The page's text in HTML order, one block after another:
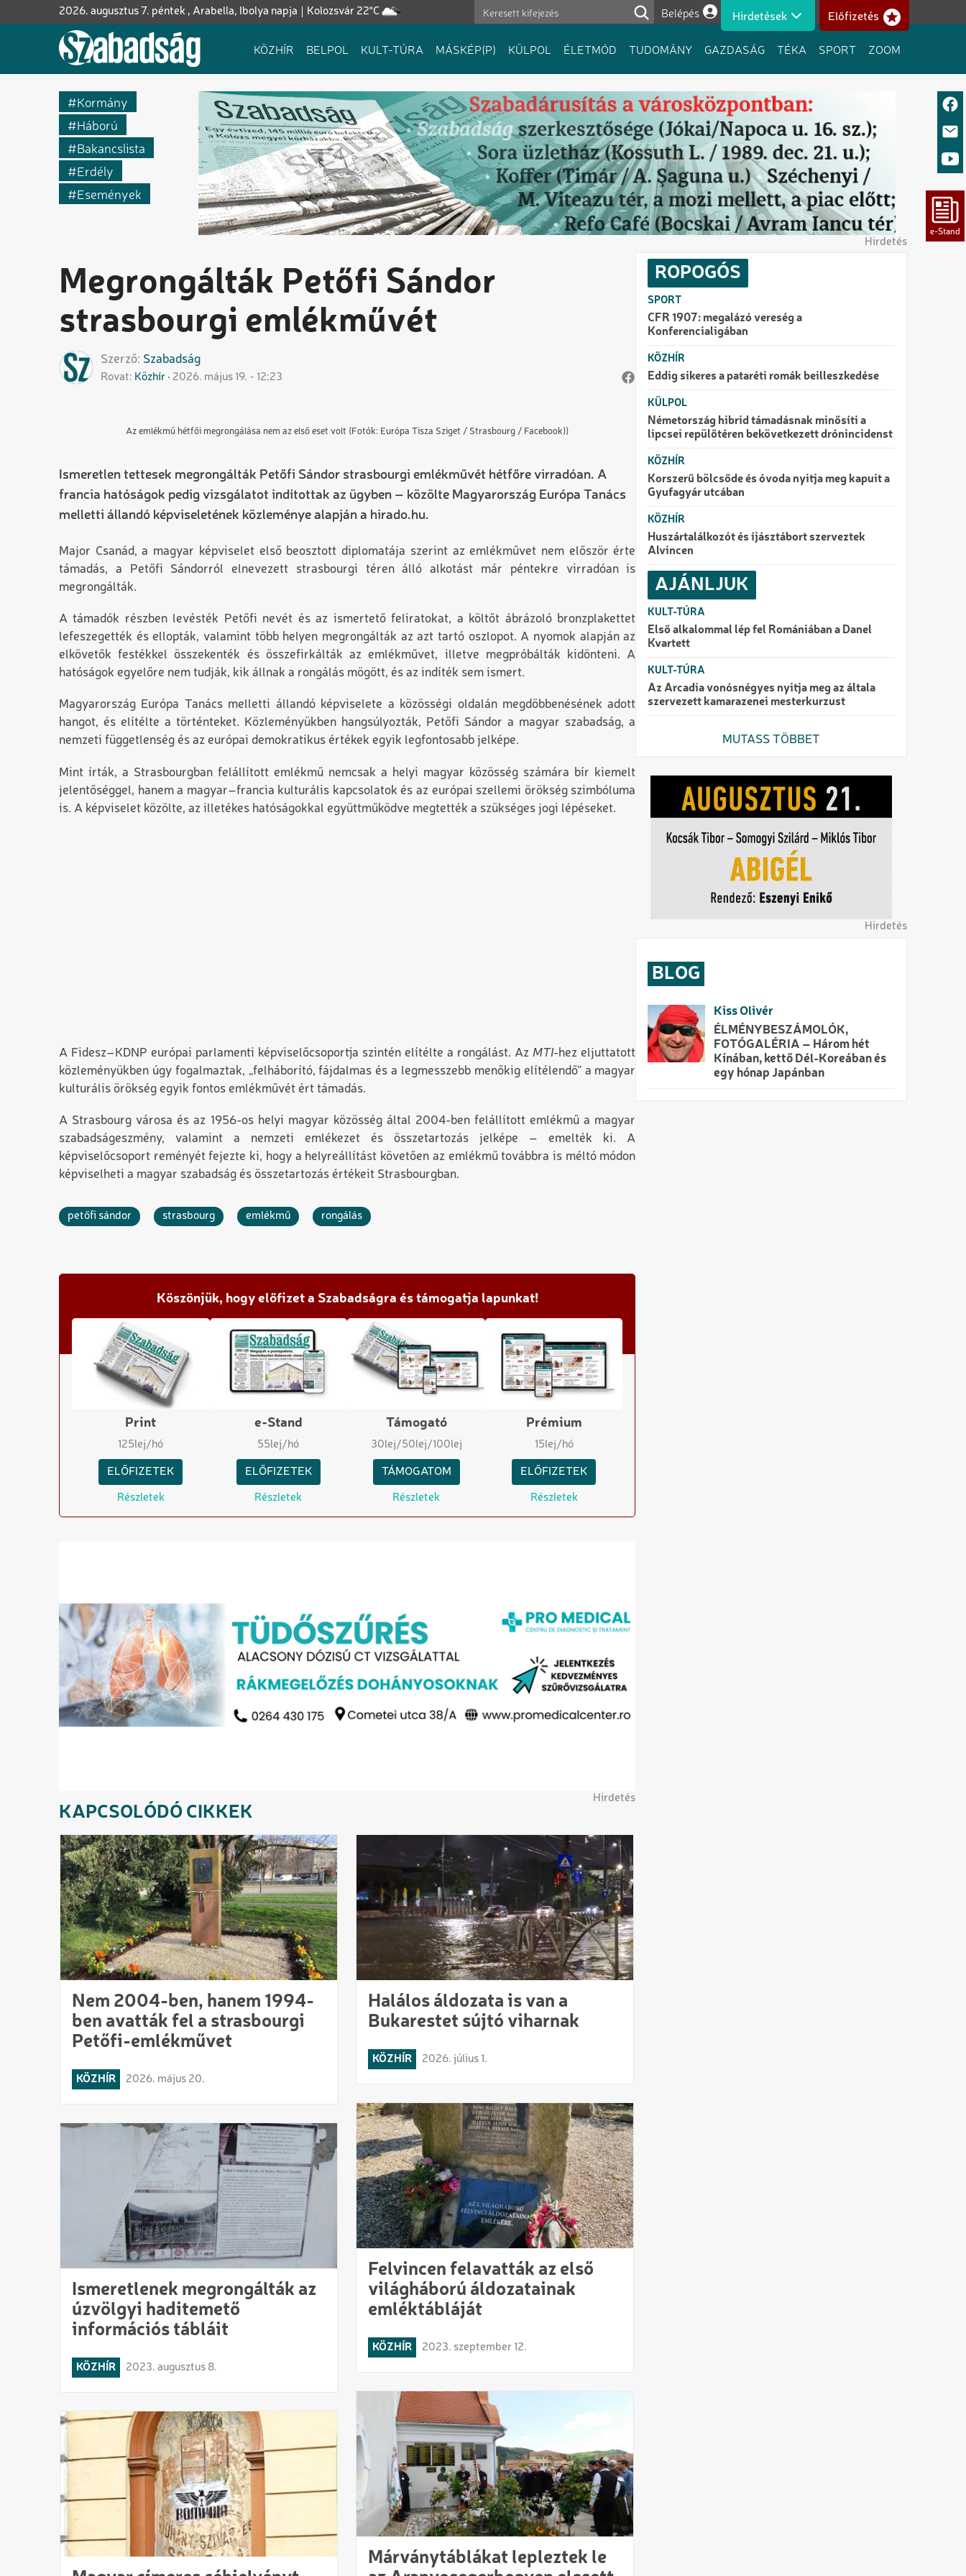
a
Kolozsvár 22°C
2026. augusztus 7. péntek , Arabella, Ibolya napja
Felhasználói fiók menüje
Belépés Hirdetések Előfizetés
Fő
KÖZHÍR BELPOL KULT-TÚRA MÁSKÉP(P) KÜLPOL ÉLETMÓD TUDOMÁNY GAZDASÁG TÉKA SPORT ZOOM
Kormány
Háború
Bakancslista
Erdély
Események
Hirdetés
Megrongálták Petőfi Sándor
strasbourgi emlékművét
Szerző Szabadság
Rovat Közhír 2026. május 19. - 12:23
Az emlékmű hétfői megrongálása nem az első eset volt (Fotók: Európa Tisza Sziget / Strasbourg / Facebook))
Ismeretlen tettesek megrongálták Petőfi Sándor strasbourgi emlékművét hétfőre virradóan. A
francia hatóságok pedig vizsgálatot indítottak az ügyben – közölte Magyarország Európa Tanács
melletti állandó képviseletének közleménye alapján a hirado.hu.
Major Csanád, a magyar képviselet első beosztott diplomatája szerint az emlékművet nem először érte
támadás, a Petőfi Sándorról elnevezett strasbourgi téren álló alkotást már péntekre virradóan is
megrongálták.
A támadók részben levésték Petőfi nevét és az ismertető feliratokat, a költőt ábrázoló bronzplakettet
lefeszegették és ellopták, valamint több helyen megrongálták az azt tartó oszlopot. A nyomok alapján az
elkövetők festékkel összekenték és összefirkálták az emlékművet, illetve megpróbálták kidönteni. A
hatóságok egyelőre nem tudják, kik állnak a rongálás mögött, és az indíték sem ismert.
Magyarország Európa Tanács melletti állandó képviselete a közösségi oldalán megdöbbenésének adott
hangot, és elítélte a történteket. Közleményükben hangsúlyozták, Petőfi Sándor a magyar szabadság, a
nemzeti függetlenség és az európai demokratikus értékek egyik legfontosabb jelképe.
Mint írták, a Strasbourgban felállított emlékmű nemcsak a helyi magyar közösség számára bír kiemelt
jelentőséggel, hanem a magyar–francia kulturális kapcsolatok és az európai szellemi örökség szimbóluma
is. A képviselet közölte, az illetékes hatóságokkal együttműködve megtették a szükséges jogi lépéseket.
A Fidesz–KDNP európai parlamenti képviselőcsoportja szintén elítélte a rongálást. AzMTI-hez eljuttatott
közleményükben úgy fogalmaztak, „felháborító, fájdalmas és a legmesszebb menőkig elítélendő” a magyar
kulturális örökség egyik fontos emlékművét ért támadás.
A Strasbourg városa és az 1956-os helyi magyar közösség által 2004-ben felállított emlékmű a magyar
szabadságeszmény, valamint a nemzeti emlékezet és összetartozás jelképe – emelték ki. A
képviselőcsoport reményét fejezte ki, hogy a helyreállítást követően az emlékmű továbbra is méltó módon
képviselheti a magyar szabadság és összetartozás értékeit Strasbourgban.
petőfi sándor strasbourg emlékmű rongálás
Köszönjük, hogy előfizet a Szabadságra és támogatja lapunkat!
Print
125lej/hó
ELŐFIZETEK
Részletek
e-Stand
55lej/hó
ELŐFIZETEK
Részletek
Támogató
30lej/50lej/100lej
TÁMOGATOM
Részletek
Prémium
15lej/hó
ELŐFIZETEK
Részletek
Hirdetés
KAPCSOLÓDÓ CIKKEK
Nem 2004-ben, hanem 1994-
ben avatták fel a strasbourgi
Petőfi-emlékművet
KÖZHÍR 2026. május 20.
Halálos áldozata is van a
Bukarestet sújtó viharnak
KÖZHÍR 2026. július 1.
Felvincen felavatták az első
világháború áldozatainak
emléktábláját
KÖZHÍR 2023. szeptember 12.
Ismeretlenek megrongálták az
úzvölgyi haditemető
információs tábláit
KÖZHÍR 2023. augusztus 8.
Márványtáblákat lepleztek le
ROPOGÓS
SPORT
CFR 1907: megalázó vereség a
Konferencialigában
KÖZHÍR
Eddig sikeres a pataréti romák beilleszkedése
KÜLPOL
Németország hibrid támadásnak minősíti a
lipcsei repülőtéren bekövetkezett drónincidenst
KÖZHÍR
Korszerű bölcsőde és óvoda nyitja meg kapuit a
Gyufagyár utcában
KÖZHÍR
Huszártalálkozót és íjásztábort szerveztek
Alvincen
AJÁNLJUK
KULT-TÚRA
Első alkalommal lép fel Romániában a Danel
Kvartett
KULT-TÚRA
Az Arcadia vonósnégyes nyitja meg az általa
szervezett kamarazenei mesterkurzust
MUTASS TÖBBET
Hirdetés
BLOG
Kiss Olivér
ÉLMÉNYBESZÁMOLÓK,
FOTÓGALÉRIA – Három hét
Kínában, kettő Dél-Koreában és
egy hónap Japánban